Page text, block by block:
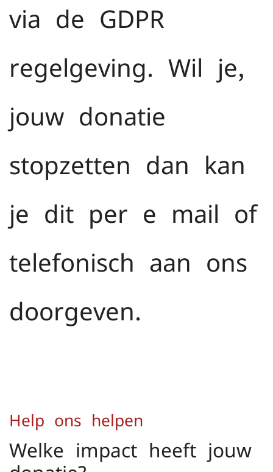
via de GDPR-
regelgeving. Wil je,
jouw donatie
stopzetten dan kan
je dit per e-mail of
telefonisch aan ons
doorgeven.
Help ons helpen
Welke impact heeft jouw